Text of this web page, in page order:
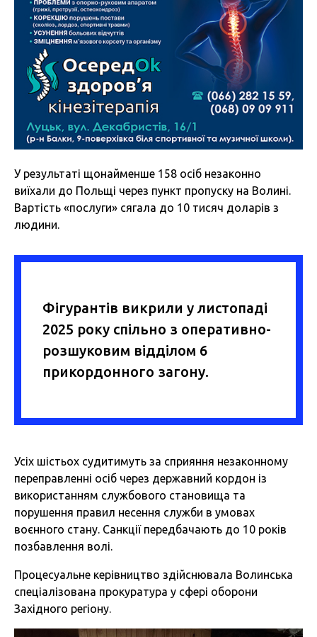
У результаті щонайменше 158 осіб незаконно
виїхали до Польщі через пункт пропуску на Волині.
Вартість «послуги» сягала до 10 тисяч доларів з
людини.
Фігурантів викрили у листопаді
2025 року спільно з оперативно-
розшуковим відділом 6
прикордонного загону.
Усіх шістьох судитимуть за сприяння незаконному
переправленні осіб через державний кордон із
використанням службового становища та
порушення правил несення служби в умовах
воєнного стану. Санкції передбачають до 10 років
позбавлення волі.
Процесуальне керівництво здійснювала Волинська
спеціалізована прокуратура у сфері оборони
Західного регіону.